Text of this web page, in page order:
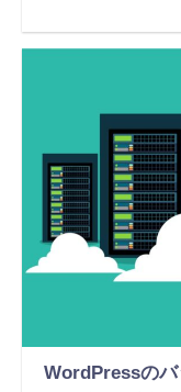
WordPressのバ